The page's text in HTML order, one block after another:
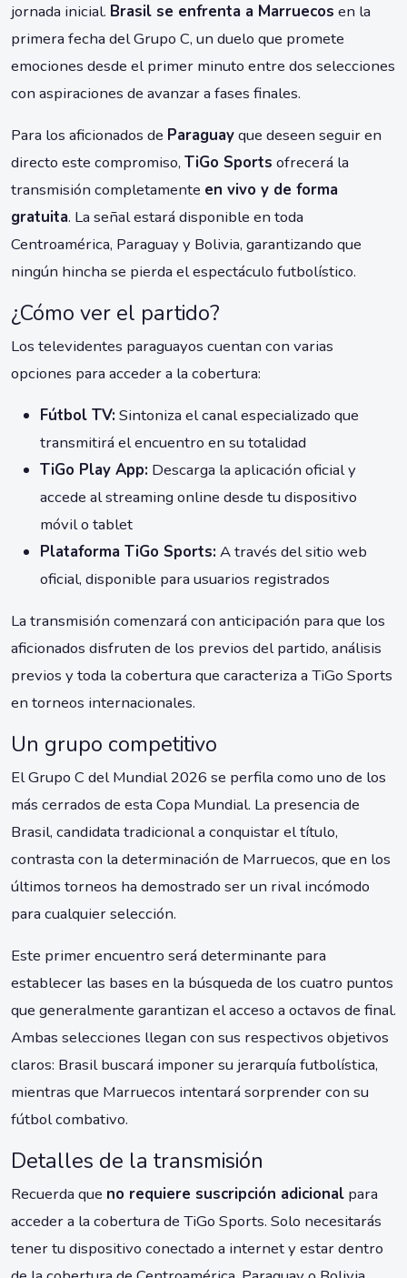
jornada inicial. Brasil se enfrenta a Marruecos en la
primera fecha del Grupo C, un duelo que promete
emociones desde el primer minuto entre dos selecciones
con aspiraciones de avanzar a fases finales.
Para los aficionados de Paraguayque deseen seguir en
directo este compromiso, TiGo Sports ofrecerá la
transmisión completamente en vivo y de forma
gratuita. La señal estará disponible en toda
Centroamérica, Paraguay y Bolivia, garantizando que
ningún hincha se pierda el espectáculo futbolístico.
¿Cómo ver el partido?
Los televidentes paraguayos cuentan con varias
opciones para acceder a la cobertura:
Fútbol TV: Sintoniza el canal especializado que
transmitirá el encuentro en su totalidad
TiGo Play App: Descarga la aplicación oficial y
accede al streaming online desde tu dispositivo
móvil o tablet
Plataforma TiGo Sports: A través del sitio web
oficial, disponible para usuarios registrados
La transmisión comenzará con anticipación para que los
aficionados disfruten de los previos del partido, análisis
previos y toda la cobertura que caracteriza a TiGo Sports
en torneos internacionales.
Un grupo competitivo
El Grupo C del Mundial 2026 se perfila como uno de los
más cerrados de esta Copa Mundial. La presencia de
Brasil, candidata tradicional a conquistar el título,
contrasta con la determinación de Marruecos, que en los
últimos torneos ha demostrado ser un rival incómodo
para cualquier selección.
Este primer encuentro será determinante para
establecer las bases en la búsqueda de los cuatro puntos
que generalmente garantizan el acceso a octavos de final.
Ambas selecciones llegan con sus respectivos objetivos
claros: Brasil buscará imponer su jerarquía futbolística,
mientras que Marruecos intentará sorprender con su
fútbol combativo.
Detalles de la transmisión
Recuerda que no requiere suscripción adicional para
acceder a la cobertura de TiGo Sports. Solo necesitarás
tener tu dispositivo conectado a internet y estar dentro